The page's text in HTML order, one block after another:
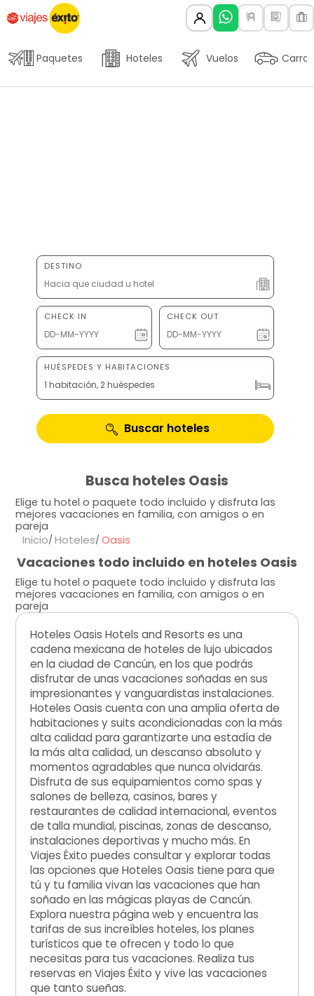
Paquetes Hoteles Vuelos Carros
DESTINO
CHECK IN CHECK OUT
HUÉSPEDES Y HABITACIONES
1 habitación, 2 huéspedes
Buscar hoteles
Busca hoteles Oasis
Elige tu hotel o paquete todo incluido y disfruta las
mejores vacaciones en familia, con amigos o en
pareja
Inicio Hoteles Oasis
Vacaciones todo incluido en hoteles Oasis
Elige tu hotel o paquete todo incluido y disfruta las
mejores vacaciones en familia, con amigos o en
pareja
Hoteles Oasis Hotels and Resorts es una
cadena mexicana de hoteles de lujo ubicados
en la ciudad de Cancún, en los que podrás
disfrutar de unas vacaciones soñadas en sus
impresionantes y vanguardistas instalaciones.
Hoteles Oasis cuenta con una amplia oferta de
habitaciones y suits acondicionadas con la más
alta calidad para garantizarte una estadía de
la más alta calidad, un descanso absoluto y
momentos agradables que nunca olvidarás.
Disfruta de sus equipamientos como spas y
salones de belleza, casinos, bares y
restaurantes de calidad internacional, eventos
de talla mundial, piscinas, zonas de descanso,
instalaciones deportivas y mucho más. En
Viajes Éxito puedes consultar y explorar todas
las opciones que Hoteles Oasis tiene para que
tú y tu familia vivan las vacaciones que han
soñado en las mágicas playas de Cancún.
Explora nuestra página web y encuentra las
tarifas de sus increíbles hoteles, los planes
turísticos que te ofrecen y todo lo que
necesitas para tus vacaciones. Realiza tus
reservas en Viajes Éxito y vive las vacaciones
que tanto sueñas.